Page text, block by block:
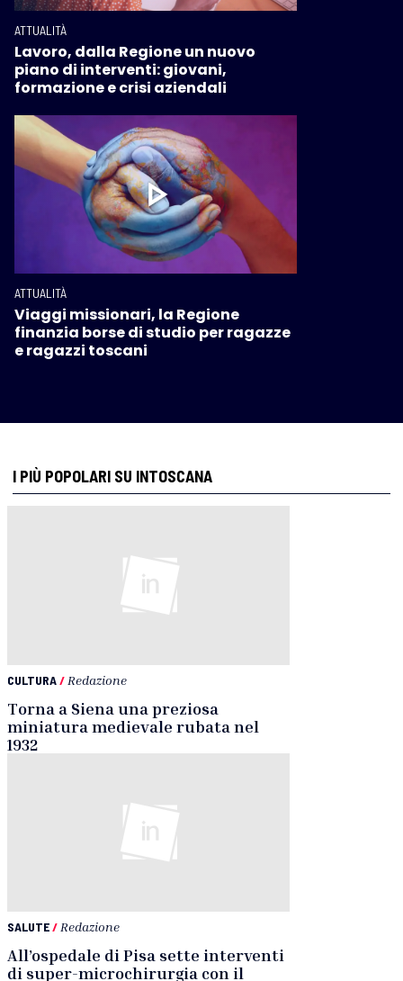
ATTUALITÀ
Lavoro, dalla Regione un nuovo
piano di interventi: giovani,
formazione e crisi aziendali
ATTUALITÀ
Viaggi missionari, la Regione
finanzia borse di studio per ragazze
e ragazzi toscani
I PIÙ POPOLARI SU INTOSCANA
CULTURA/ Redazione
Torna a Siena una preziosa
miniatura medievale rubata nel
1932
SALUTE/ Redazione
All’ospedale di Pisa sette interventi
di super-microchirurgia con il